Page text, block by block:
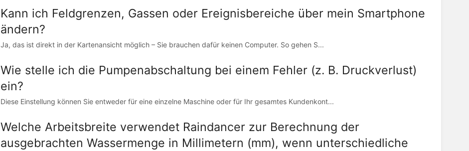
Kann ich Feldgrenzen, Gassen oder Ereignisbereiche über mein Smartphone
ändern?
Ja, das ist direkt in der Kartenansicht möglich – Sie brauchen dafür keinen Computer. So gehen S...
Wie stelle ich die Pumpenabschaltung bei einem Fehler (z. B. Druckverlust)
ein?
Diese Einstellung können Sie entweder für eine einzelne Maschine oder für Ihr gesamtes Kundenkont...
Welche Arbeitsbreite verwendet Raindancer zur Berechnung der
ausgebrachten Wassermenge in Millimetern (mm), wenn unterschiedliche